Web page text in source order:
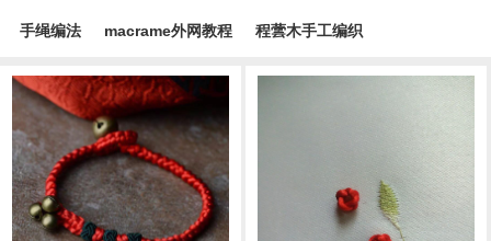
手绳编法 macrame外网教程 程蕓木手工编织